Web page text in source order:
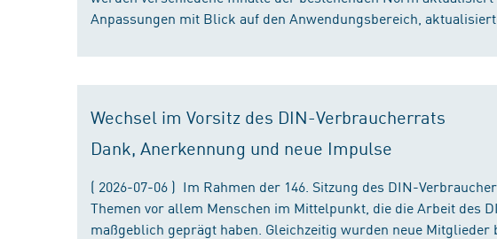
Anpassungen mit Blick auf den Anwendungsbereich,
Wechsel im Vorsitz des DIN-Verbraucherrats
Dank, Anerkennung und neue Impulse
( 2026-07-06 ) Im Rahmen der 146. Sitzung des DIN-
Themen vor allem Menschen im Mittelpunkt, die die Arbeit des
maßgeblich geprägt haben. Gleichzeitig wurden neue Mitglieder